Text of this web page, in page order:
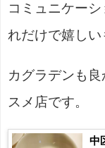
コミュニケー
れだけで嬉しい
カグラデンも
スメ店です。
中